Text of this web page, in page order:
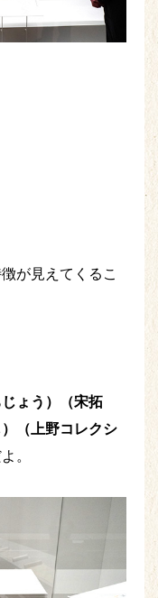
が見えてくるこ
じょう）（宋拓
（上野コレクシ
。